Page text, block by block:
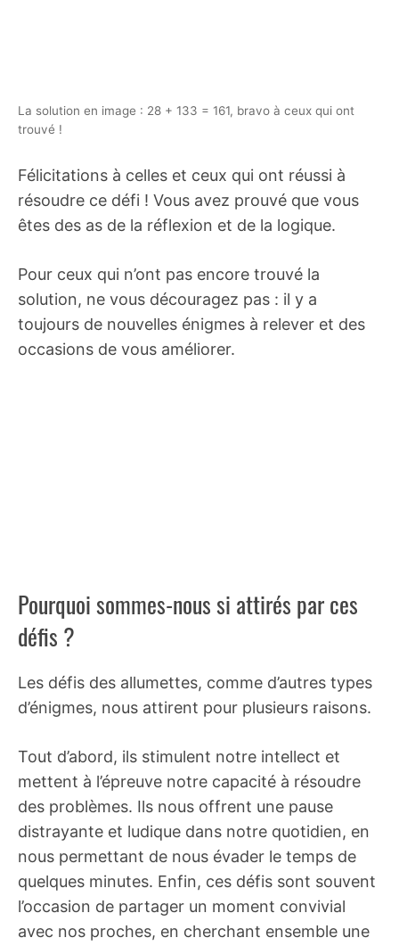
La solution en image : 28 + 133 = 161, bravo à ceux qui ont
trouvé !
Félicitations à celles et ceux qui ont réussi à
résoudre ce défi ! Vous avez prouvé que vous
êtes des as de la réflexion et de la logique.
Pour ceux qui n’ont pas encore trouvé la
solution, ne vous découragez pas : il y a
toujours de nouvelles énigmes à relever et des
occasions de vous améliorer.
Pourquoi sommes-nous si attirés par ces
défis ?
Les défis des allumettes, comme d’autres types
d’énigmes, nous attirent pour plusieurs raisons.
Tout d’abord, ils stimulent notre intellect et
mettent à l’épreuve notre capacité à résoudre
des problèmes. Ils nous offrent une pause
distrayante et ludique dans notre quotidien, en
nous permettant de nous évader le temps de
quelques minutes. Enfin, ces défis sont souvent
l’occasion de partager un moment convivial
avec nos proches, en cherchant ensemble une